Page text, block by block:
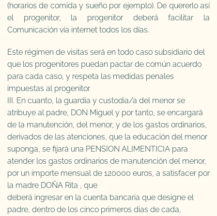
(horarios de comida y sueño por ejemplo). De quererlo así
el progenitor, la progenitor deberá facilitar la
Comunicación vía internet todos los días.
Este régimen de visitas será en todo caso subsidiario del
que los progenitores puedan pactar de común acuerdo
para cada caso, y respeta las medidas penales
impuestas al progenitor
III. En cuanto, la guardia y custodia/a del menor se
atribuye al padre, DON Miguel y por tanto, se encargará
de la manutención, del menor, y de los gastos ordinarios,
derivados de las atenciones, que la educación del menor
suponga, se fijará una PENSION ALIMENTICIA para
atender los gastos ordinarios de manutención del menor,
por un importe mensual de 120000 euros, a satisfacer por
la madre DOÑA Rita , que
deberá ingresar en la cuenta bancaria que designe el
padre, dentro de los cinco primeros dias de cada,